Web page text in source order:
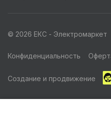
© 2026 ЕКС - Электромаркет
Конфиденциальность
Создание и продвижение